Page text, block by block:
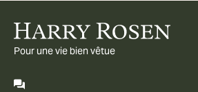
Pour une vie bien vêtue